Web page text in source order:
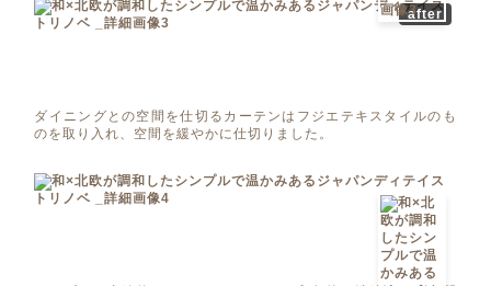
after
ダイニングとの空間を仕切るカーテンはフジエテキスタイルのも
のを取り入れ、空間を緩やかに仕切りました。